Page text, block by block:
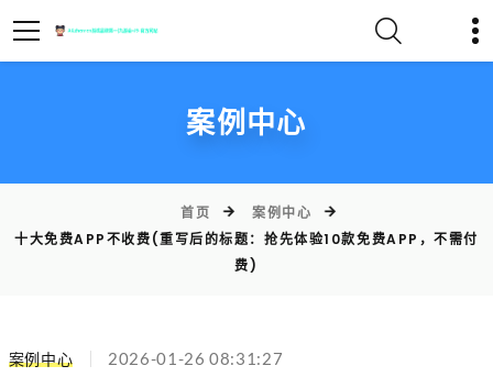
案例中心
首页
案例中心
十大免费APP不收费(重写后的标题：抢先体验10款免费APP，不需付
费)
案例中心 2026-01-26 08:31:27